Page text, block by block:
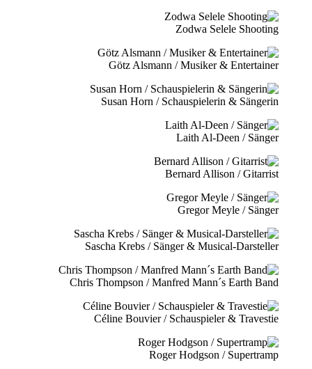
Zodwa Selele Shooting
Götz Alsmann / Musiker & Entertainer
Susan Horn / Schauspielerin & Sängerin
Laith Al-Deen / Sänger
Bernard Allison / Gitarrist
Gregor Meyle / Sänger
Sascha Krebs / Sänger & Musical-Darsteller
Chris Thompson / Manfred Mann´s Earth Band
Céline Bouvier / Schauspieler & Travestie
Roger Hodgson / Supertramp